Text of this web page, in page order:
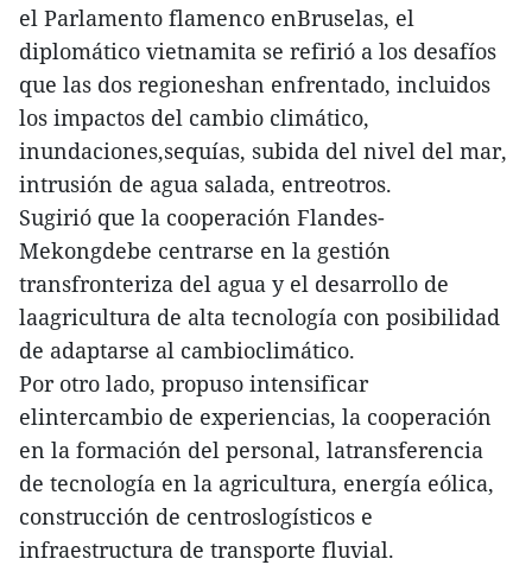
el Parlamento flamenco enBruselas, el
diplomático vietnamita se refirió a los desafíos
que las dos regioneshan enfrentado, incluidos
los impactos del cambio climático,
inundaciones,sequías, subida del nivel del mar,
intrusión de agua salada, entreotros.
Sugirió que la cooperación Flandes-
Mekongdebe centrarse en la gestión
transfronteriza del agua y el desarrollo de
laagricultura de alta tecnología con posibilidad
de adaptarse al cambioclimático.
Por otro lado, propuso intensificar
elintercambio de experiencias, la cooperación
en la formación del personal, latransferencia
de tecnología en la agricultura, energía eólica,
construcción de centroslogísticos e
infraestructura de transporte fluvial.